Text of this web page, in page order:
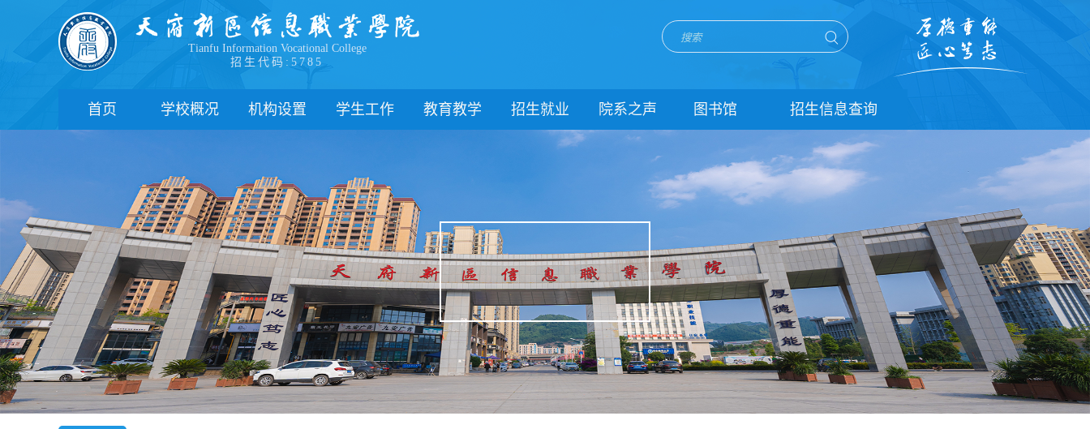
Tianfu Information Vocational College
招生代码:5785
首页 学校概况
学院领导
办学理念
办学特色
校园风貌
机构设置
职能部门
学生工作
新闻动态
团委
管理制度
学生风采
心理健康
下载中心
联系我们
教育教学
教学通知
教学动态
实践教学
专业建设
课程建设
教学改革
学术交流
下载专区
招生就业 院系之声 图书馆 招生信息查询
单招信息查询
统招信息查询
扩招信息查询
五年贯通培养信息查询